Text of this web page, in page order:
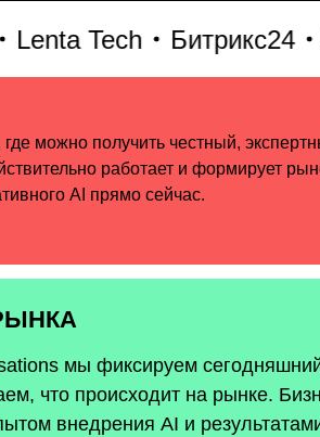
Tech Битрикс24
честный, экспертный взгляд на то,
сейчас.
мы фиксируем
что происходит на рынке.
внедрения AI и